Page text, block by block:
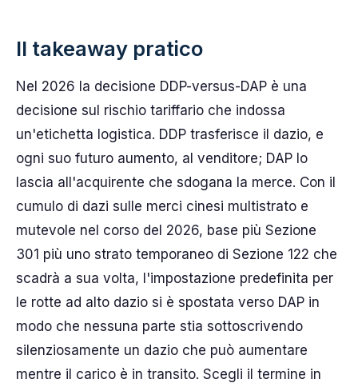
Il takeaway pratico
Nel 2026 la decisione DDP-versus-DAP è una
decisione sul rischio tariffario che indossa
un'etichetta logistica. DDP trasferisce il dazio, e
ogni suo futuro aumento, al venditore; DAP lo
lascia all'acquirente che sdogana la merce. Con il
cumulo di dazi sulle merci cinesi multistrato e
mutevole nel corso del 2026, base più Sezione
301 più uno strato temporaneo di Sezione 122 che
scadrà a sua volta, l'impostazione predefinita per
le rotte ad alto dazio si è spostata verso DAP in
modo che nessuna parte stia sottoscrivendo
silenziosamente un dazio che può aumentare
mentre il carico è in transito. Scegli il termine in